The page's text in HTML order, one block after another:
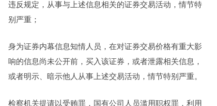
违反规定，从事与上述信息相关的证券交易活动，情节特
别严重；
身为证券内幕信息知情人员，在对证券交易价格有重大影
响的信息尚未公开前，买入该证券，或者泄露相关信息，
或者明示、暗示他人从事上述交易活动，情节特别严重。
检察机关提请以受贿罪，国有公司人员滥用职权罪，利用